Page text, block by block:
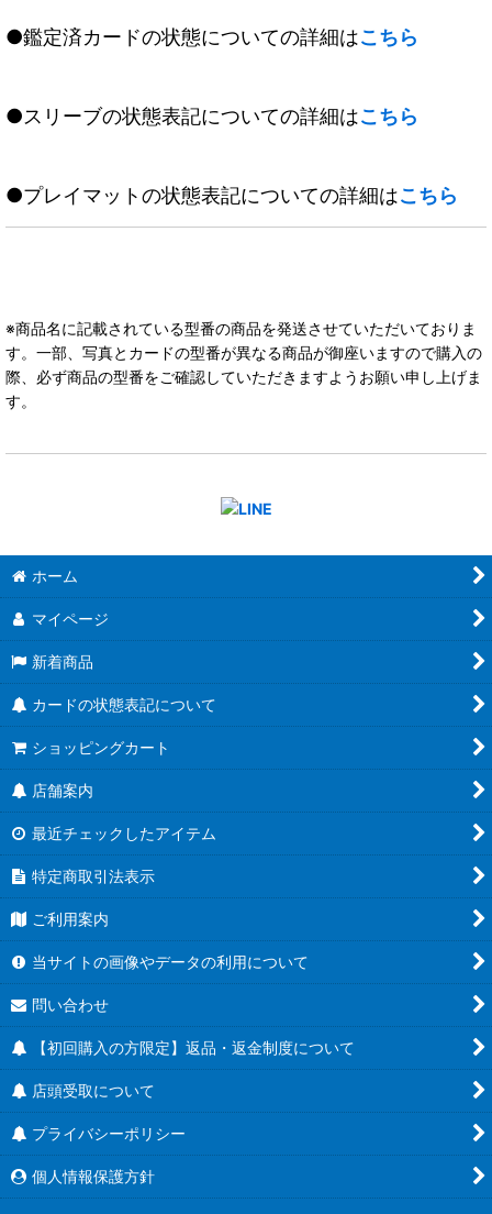
●鑑定済カードの状態についての詳細はこちら
●スリーブの状態表記についての詳細はこちら
●プレイマットの状態表記についての詳細はこちら
※商品名に記載されている型番の商品を発送させていただいておりま
す。一部、写真とカードの型番が異なる商品が御座いますので購入の
際、必ず商品の型番をご確認していただきますようお願い申し上げま
す。
ホーム
マイページ
新着商品
カードの状態表記について
ショッピングカート
店舗案内
最近チェックしたアイテム
特定商取引法表示
ご利用案内
当サイトの画像やデータの利用について
問い合わせ
【初回購入の方限定】返品・返金制度について
店頭受取について
プライバシーポリシー
個人情報保護方針